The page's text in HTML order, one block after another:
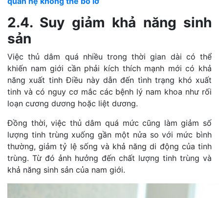
2.4. Suy giảm khả năng sinh
sản
Việc thủ dâm quá nhiều trong thời gian dài có thể
khiến nam giới cần phải kích thích mạnh mới có khả
năng xuất tinh Điều này dẫn đến tình trạng khó xuất
tinh và có nguy cơ mắc các bệnh lý nam khoa như rối
loạn cương dương hoặc liệt dương.
Đồng thời, việc thủ dâm quá mức cũng làm giảm số
lượng tinh trùng xuống gần một nửa so với mức bình
thường, giảm tỷ lệ sống và khả năng di động của tinh
trùng. Từ đó ảnh hưởng đến chất lượng tinh trùng và
khả năng sinh sản của nam giới.